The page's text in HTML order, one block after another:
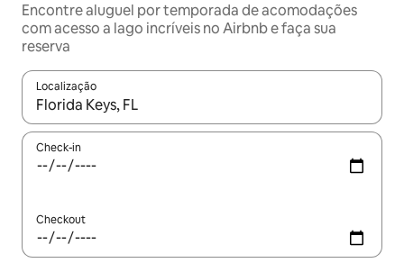
Encontre aluguel por temporada de acomodações
com acesso a lago incríveis no Airbnb e faça sua
reserva
Localização
Quando os resultados estiverem disponíveis, explore-os
Check-in
Checkout